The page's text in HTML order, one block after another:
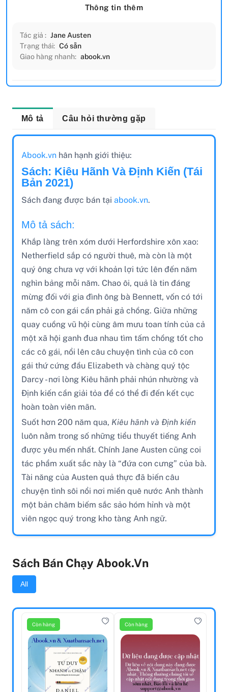
Thông tin thêm
Tác giả : Jane Austen
Trạng thái: Có sẵn
Giao hàng nhanh: abook.vn
Mô tả Câu hỏi thường gặp
Abook.vnhân hạnh giới thiệu:
Sách: Kiêu Hãnh Và Định Kiến (Tái
Bản 2021)
Sách đang được bán tại abook.vn.
Mô tả sách:
Khắp làng trên xóm dưới Herfordshire xôn xao:
Netherfield sắp có người thuê, mà còn là một
quý ông chưa vợ với khoản lợi tức lên đến năm
nghìn bảng mỗi năm. Chao ôi, quả là tin đáng
mừng đối với gia đình ông bà Bennett, vốn có tới
năm cô con gái cần phải gả chồng. Giữa những
quay cuồng vũ hội cùng âm mưu toan tính của cả
một xã hội ganh đua nhau tìm tấm chồng tốt cho
các cô gái, nổi lên câu chuyện tình của cô con
gái thứ cứng đầu Elizabeth và chàng quý tộc
Darcy - nơi lòng Kiêu hãnh phải nhún nhường và
Định kiến cần giải tỏa để có thể đi đến kết cục
hoàn toàn viên mãn.
Suốt hơn 200 năm qua, Kiêu hãnh và Định kiến
luôn nằm trong số những tiểu thuyết tiếng Anh
được yêu mến nhất. Chính Jane Austen cũng coi
tác phẩm xuất sắc này là “đứa con cưng” của bà.
Tài năng của Austen quả thực đã biến câu
chuyện tình sôi nổi nơi miền quê nước Anh thành
một bản châm biếm sắc sảo hóm hỉnh và một
viên ngọc quý trong kho tàng Anh ngữ.
Sách Bán Chạy Abook.vn
All
Còn hàng Còn hàng